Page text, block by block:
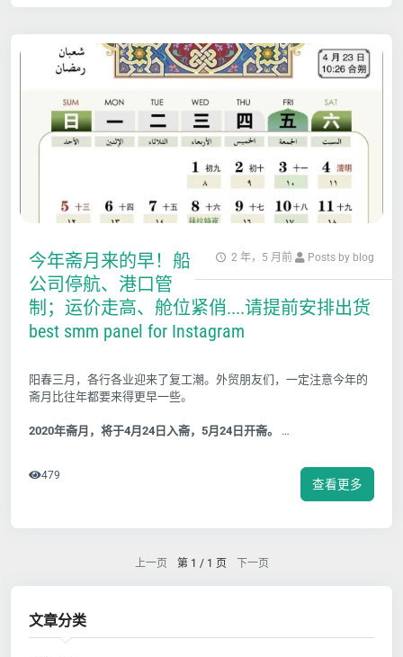
2 年，5 月前 Posts by blog
今年斋月来的早！船
公司停航、港口管
制；运价走高、舱位紧俏....请提前安排出货
best smm panel for Instagram
阳春三月，各行各业迎来了复工潮。外贸朋友们，一定注意今年的
斋月比往年都要来得更早一些。
2020年斋月，将于4月24日入斋，5月24日开斋。 …
查看更多
479
上一页 第 1 / 1 页 下一页
文章分类